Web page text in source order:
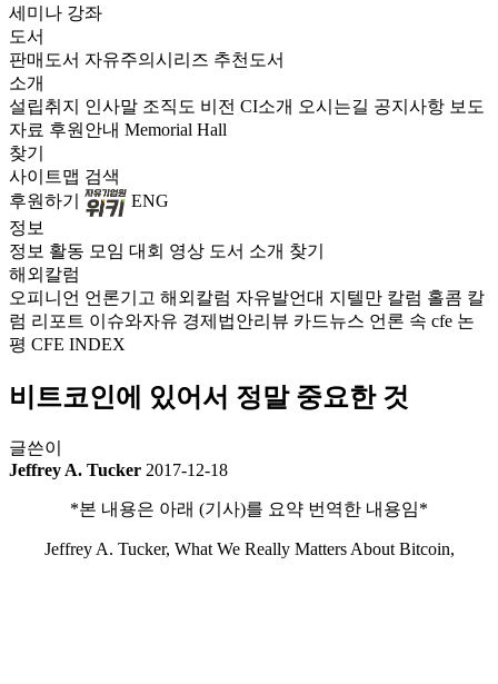
세미나 강좌
도서
판매도서 자유주의시리즈 추천도서
소개
설립취지 인사말 조직도 비전 CI소개 오시는길 공지사항 보도
자료 후원안내 Memorial Hall
찾기
사이트맵 검색
후원하기
ENG
정보
정보 활동 모임 대회 영상 도서 소개 찾기
해외칼럼
오피니언 언론기고 해외칼럼 자유발언대 지텔만 칼럼 홀콤 칼
럼 리포트 이슈와자유 경제법안리뷰 카드뉴스 언론 속 cfe 논
평 CFE INDEX
비트코인에 있어서 정말 중요한 것
글쓴이
Jeffrey A. Tucker 2017-12-18
*본 내용은 아래 (기사)를 요약 번역한 내용임*
Jeffrey A. Tucker, What We Really Matters About Bitcoin,